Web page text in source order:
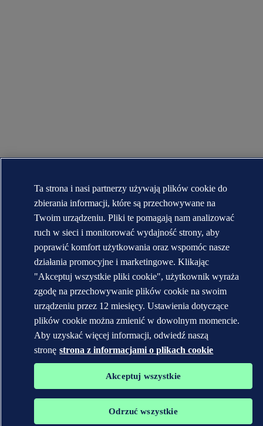
Ta strona i nasi partnerzy używają plików cookie do
zbierania informacji, które są przechowywane na
Twoim urządzeniu. Pliki te pomagają nam analizować
ruch w sieci i monitorować wydajność strony, aby
poprawić komfort użytkowania oraz wspomóc nasze
działania promocyjne i marketingowe. Klikając
"Akceptuj wszystkie pliki cookie", użytkownik wyraża
zgodę na przechowywanie plików cookie na swoim
urządzeniu przez 12 miesięcy. Ustawienia dotyczące
plików cookie można zmienić w dowolnym momencie.
Aby uzyskać więcej informacji, odwiedź naszą
stronę strona z informacjami o plikach cookie
Akceptuj wszystkie
Odrzuć wszystkie